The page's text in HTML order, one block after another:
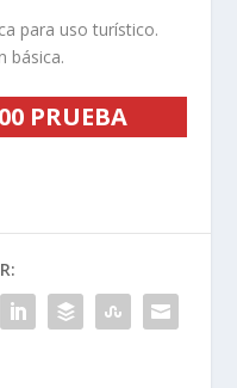
para uso turístico.
básica.
PRUEBA